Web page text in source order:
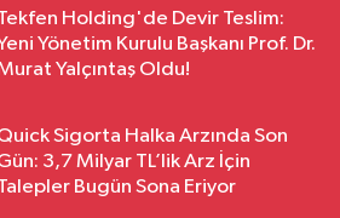
Holding'de Devir Teslim:
Yönetim Kurulu Başkanı Prof. Dr.
Yalçıntaş Oldu!
Sigorta Halka Arzında Son
3,7 Milyar TL’lik Arz İçin
Bugün Sona Eriyor